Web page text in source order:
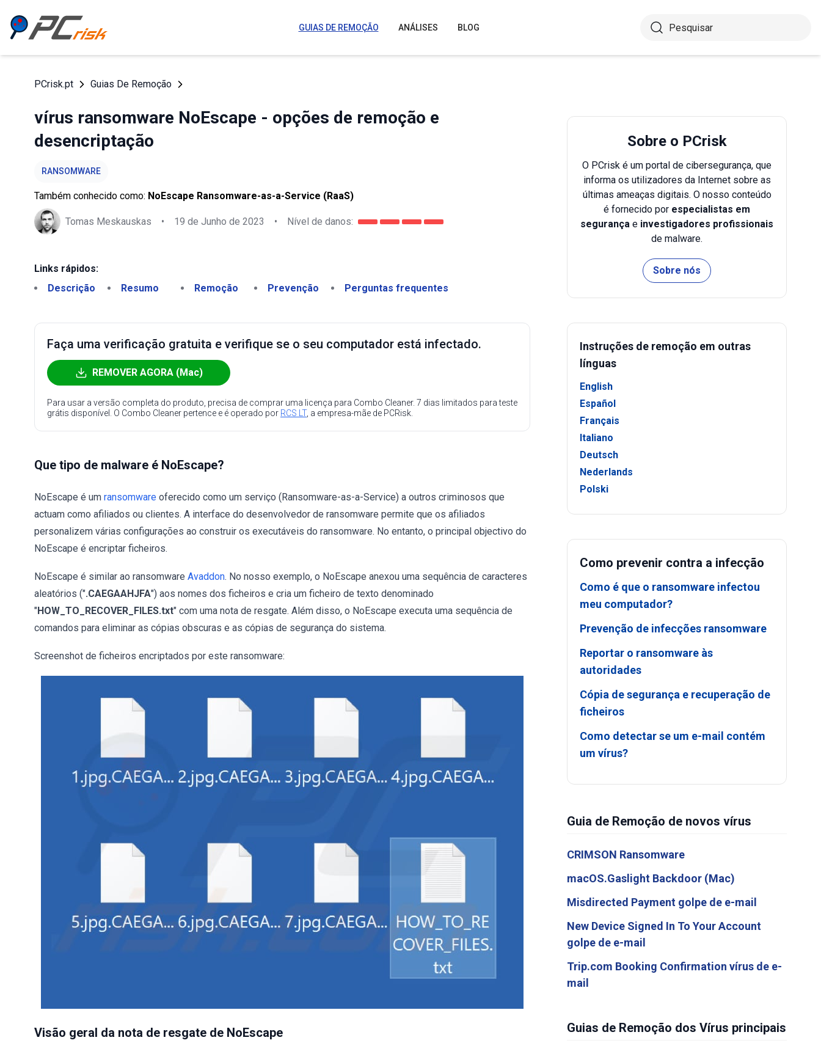
GUIAS DE REMOÇÃO ANÁLISES BLOG
PCrisk.pt Guias De Remoção
vírus ransomware NoEscape - opções de remoção e
desencriptação
RANSOMWARE
Também conhecido como: NoEscape Ransomware-as-a-Service (RaaS)
Tomas Meskauskas • 19 de Junho de 2023 • Nível de danos:
Links rápidos:
Descrição
Resumo Remoção Prevenção Perguntas frequentes
Faça uma verificação gratuita e verifique se o seu computador está infectado.
REMOVER AGORA (Mac)
Para usar a versão completa do produto, precisa de comprar uma licença para Combo Cleaner. 7 dias limitados para teste
grátis disponível. O Combo Cleaner pertence e é operado por RCS LT, a empresa-mãe de PCRisk.
Que tipo de malware é NoEscape?
NoEscape é um ransomware oferecido como um serviço (Ransomware-as-a-Service) a outros criminosos que
actuam como afiliados ou clientes. A interface do desenvolvedor de ransomware permite que os afiliados
personalizem várias configurações ao construir os executáveis do ransomware. No entanto, o principal objectivo do
NoEscape é encriptar ficheiros.
NoEscape é similar ao ransomware Avaddon. No nosso exemplo, o NoEscape anexou uma sequência de caracteres
aleatórios (".CAEGAAHJFA") aos nomes dos ficheiros e cria um ficheiro de texto denominado
"HOW_TO_RECOVER_FILES.txt" com uma nota de resgate. Além disso, o NoEscape executa uma sequência de
comandos para eliminar as cópias obscuras e as cópias de segurança do sistema.
Screenshot de ficheiros encriptados por este ransomware:
Visão geral da nota de resgate de NoEscape
Sobre o PCrisk
O PCrisk é um portal de cibersegurança, que
informa os utilizadores da Internet sobre as
últimas ameaças digitais. O nosso conteúdo
é fornecido por especialistas em
segurança e investigadores profissionais
de malware.
Sobre nós
Instruções de remoção em outras
línguas
English
Español
Français
Italiano
Deutsch
Nederlands
Polski
Como prevenir contra a infecção
Como é que o ransomware infectou
meu computador?
Prevenção de infecções ransomware
Reportar o ransomware às
autoridades
Cópia de segurança e recuperação de
ficheiros
Como detectar se um e-mail contém
um vírus?
Guia de Remoção de novos vírus
CRIMSON Ransomware
macOS.Gaslight Backdoor (Mac)
Misdirected Payment golpe de e-mail
New Device Signed In To Your Account
golpe de e-mail
Trip.com Booking Confirmation vírus de e-
mail
Guias de Remoção dos Vírus principais